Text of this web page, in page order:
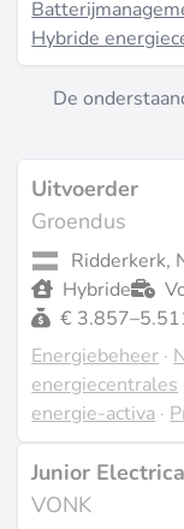
Hybride
De
Uitvoerder
Groendus
Ridderkerk,
Hybride
€
Energiebeheer ·
energiecentrales
energie-activa ·
Junior
VONK